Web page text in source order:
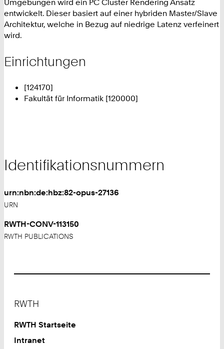
Umgebungen wird ein PC Cluster Rendering Ansatz
entwickelt. Dieser basiert auf einer hybriden Master/Slave
Architektur, welche in Bezug auf niedrige Latenz verfeinert
wird.
Einrichtungen
[124170]
Fakultät für Informatik [120000]
Identifikationsnummern
urn:nbn:de:hbz:82-opus-27136
URN
RWTH-CONV-113150
RWTH PUBLICATIONS
RWTH
RWTH Startseite
Intranet